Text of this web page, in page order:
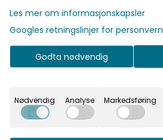
Les mer om informasjonskapsler
Googles retningslinjer for personvern
Godta nødvendig
Nødvendig Analyse Markedsføring